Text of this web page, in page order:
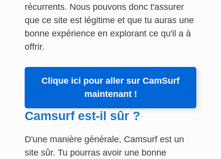
récurrents. Nous pouvons donc t'assurer
que ce site est légitime et que tu auras une
bonne expérience en explorant ce qu'il a à
offrir.
Clique ici pour aller sur CamSurf
maintenant !
Camsurf est-il sûr ?
D'une manière générale, Camsurf est un
site sûr. Tu pourras avoir une bonne